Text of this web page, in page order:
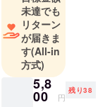
けになるよ
うにご支援
の程宜しく
お願い致し
ます！
未達でも
リターン
が届きま
す(All-in
方式)
5,8
00 円
残り38